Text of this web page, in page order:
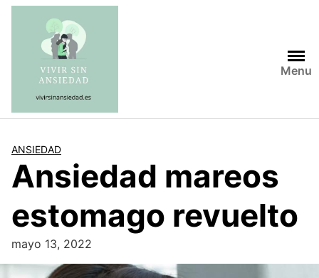
Saltar
contenido
Menu
ANSIEDAD
Ansiedad mareos
estomago revuelto
mayo 13, 2022